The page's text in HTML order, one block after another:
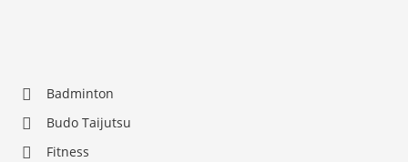
Badminton
Budo Taijutsu
Fitness